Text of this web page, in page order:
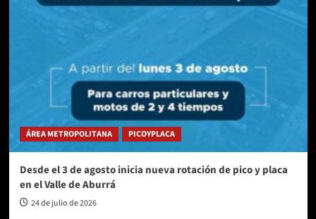
ÁREA METROPOLITANA PICOYPLACA
Desde el 3 de agosto inicia nueva rotación de pico y placa
en el Valle de Aburrá
24 de julio de 2026